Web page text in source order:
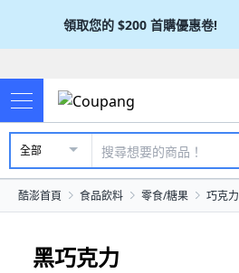
領取您的 $200 首購優惠卷!
全部
酷澎首頁 食品飲料 零食/糖果 巧克力
黑巧克力